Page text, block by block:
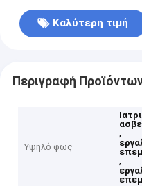
Καλύτερη τιμή
Περιγραφή
Υψηλό φως
,
,